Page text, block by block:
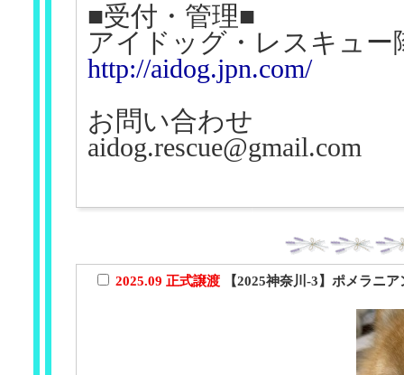
■受付・管理■
アイドッグ・レスキュー
http://aidog.jpn.com/
お問い合わせ
aidog.rescue@gmail.com
2025.09 正式譲渡 【2025神奈川-3】ポメラニ